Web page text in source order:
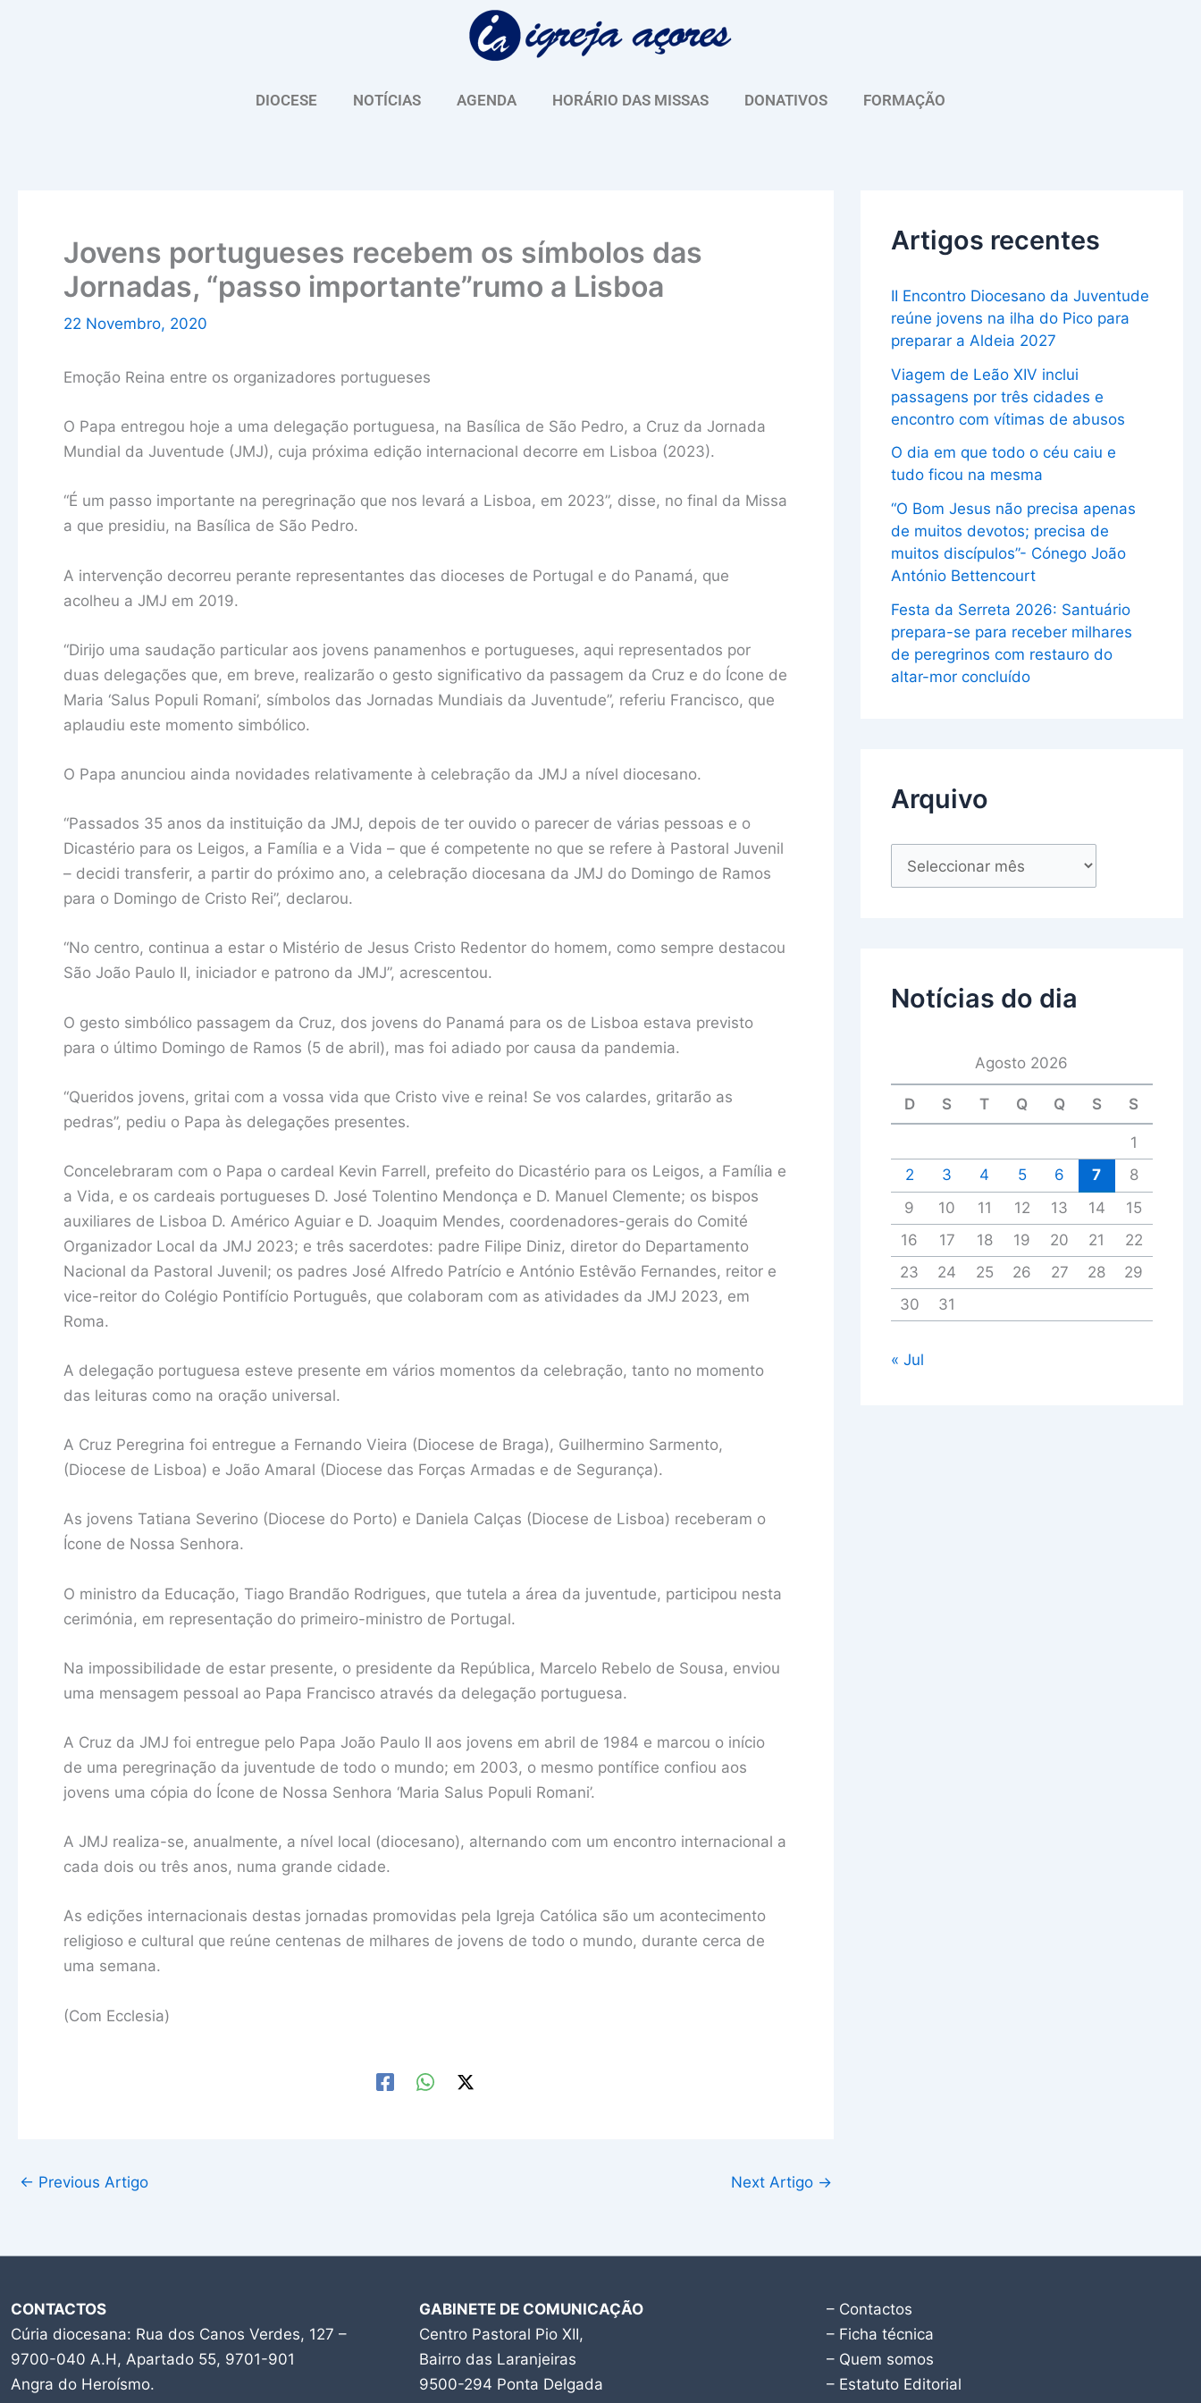
DIOCESE NOTÍCIAS AGENDA HORÁRIO DAS MISSAS DONATIVOS FORMAÇÃO
Jovens portugueses recebem os símbolos das
Jornadas, “passo importante”rumo a Lisboa
22 Novembro, 2020
Emoção Reina entre os organizadores portugueses
O Papa entregou hoje a uma delegação portuguesa, na Basílica de São Pedro, a Cruz da Jornada
Mundial da Juventude (JMJ), cuja próxima edição internacional decorre em Lisboa (2023).
“É um passo importante na peregrinação que nos levará a Lisboa, em 2023”, disse, no final da Missa
a que presidiu, na Basílica de São Pedro.
A intervenção decorreu perante representantes das dioceses de Portugal e do Panamá, que
acolheu a JMJ em 2019.
“Dirijo uma saudação particular aos jovens panamenhos e portugueses, aqui representados por
duas delegações que, em breve, realizarão o gesto significativo da passagem da Cruz e do Ícone de
Maria ‘Salus Populi Romani’, símbolos das Jornadas Mundiais da Juventude”, referiu Francisco, que
aplaudiu este momento simbólico.
O Papa anunciou ainda novidades relativamente à celebração da JMJ a nível diocesano.
“Passados 35 anos da instituição da JMJ, depois de ter ouvido o parecer de várias pessoas e o
Dicastério para os Leigos, a Família e a Vida – que é competente no que se refere à Pastoral Juvenil
– decidi transferir, a partir do próximo ano, a celebração diocesana da JMJ do Domingo de Ramos
para o Domingo de Cristo Rei”, declarou.
“No centro, continua a estar o Mistério de Jesus Cristo Redentor do homem, como sempre destacou
São João Paulo II, iniciador e patrono da JMJ”, acrescentou.
O gesto simbólico passagem da Cruz, dos jovens do Panamá para os de Lisboa estava previsto
para o último Domingo de Ramos (5 de abril), mas foi adiado por causa da pandemia.
“Queridos jovens, gritai com a vossa vida que Cristo vive e reina! Se vos calardes, gritarão as
pedras”, pediu o Papa às delegações presentes.
Concelebraram com o Papa o cardeal Kevin Farrell, prefeito do Dicastério para os Leigos, a Família e
a Vida, e os cardeais portugueses D. José Tolentino Mendonça e D. Manuel Clemente; os bispos
auxiliares de Lisboa D. Américo Aguiar e D. Joaquim Mendes, coordenadores-gerais do Comité
Organizador Local da JMJ 2023; e três sacerdotes: padre Filipe Diniz, diretor do Departamento
Nacional da Pastoral Juvenil; os padres José Alfredo Patrício e António Estêvão Fernandes, reitor e
vice-reitor do Colégio Pontifício Português, que colaboram com as atividades da JMJ 2023, em
Roma.
A delegação portuguesa esteve presente em vários momentos da celebração, tanto no momento
das leituras como na oração universal.
A Cruz Peregrina foi entregue a Fernando Vieira (Diocese de Braga), Guilhermino Sarmento,
(Diocese de Lisboa) e João Amaral (Diocese das Forças Armadas e de Segurança).
As jovens Tatiana Severino (Diocese do Porto) e Daniela Calças (Diocese de Lisboa) receberam o
Ícone de Nossa Senhora.
O ministro da Educação, Tiago Brandão Rodrigues, que tutela a área da juventude, participou nesta
cerimónia, em representação do primeiro-ministro de Portugal.
Na impossibilidade de estar presente, o presidente da República, Marcelo Rebelo de Sousa, enviou
uma mensagem pessoal ao Papa Francisco através da delegação portuguesa.
A Cruz da JMJ foi entregue pelo Papa João Paulo II aos jovens em abril de 1984 e marcou o início
de uma peregrinação da juventude de todo o mundo; em 2003, o mesmo pontífice confiou aos
jovens uma cópia do Ícone de Nossa Senhora ‘Maria Salus Populi Romani’.
A JMJ realiza-se, anualmente, a nível local (diocesano), alternando com um encontro internacional a
cada dois ou três anos, numa grande cidade.
As edições internacionais destas jornadas promovidas pela Igreja Católica são um acontecimento
religioso e cultural que reúne centenas de milhares de jovens de todo o mundo, durante cerca de
uma semana.
(Com Ecclesia)
← Previous Artigo Next Artigo →
Artigos recentes
II Encontro Diocesano da Juventude
reúne jovens na ilha do Pico para
preparar a Aldeia 2027
Viagem de Leão XIV inclui
passagens por três cidades e
encontro com vítimas de abusos
O dia em que todo o céu caiu e
tudo ficou na mesma
“O Bom Jesus não precisa apenas
de muitos devotos; precisa de
muitos discípulos”- Cónego João
António Bettencourt
Festa da Serreta 2026: Santuário
prepara-se para receber milhares
de peregrinos com restauro do
altar-mor concluído
Arquivo
u
Notícias do dia
Agosto 2026
D S T Q Q S S
1
2
3 4 5 6 7
8
9
10 11 12 13 14
15
16
17 18 19 20 21
22
23
24 25 26 27 28
29
30
31
« Jul
CONTACTOS
Cúria diocesana: Rua dos Canos Verdes, 127 –
9700-040 A.H, Apartado 55, 9701-901
Angra do Heroísmo.
GABINETE DE COMUNICAÇÃO
Centro Pastoral Pio XII,
Bairro das Laranjeiras
9500-294 Ponta Delgada
– Contactos
– Ficha técnica
– Quem somos
– Estatuto Editorial